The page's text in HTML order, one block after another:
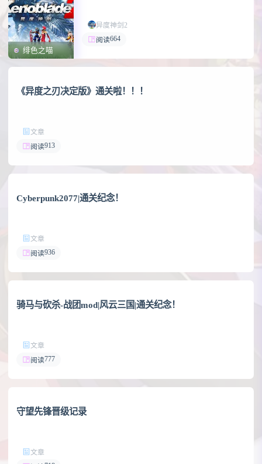
绯色之喵
异度神剑2
阅读664
《异度之刃决定版》通关啦！！！
文章
阅读913
Cyber​​punk2077|通关纪念！
文章
阅读936
骑马与砍杀-战团mod|风云三国|通关纪念！
文章
阅读777
守望先锋晋级记录
文章